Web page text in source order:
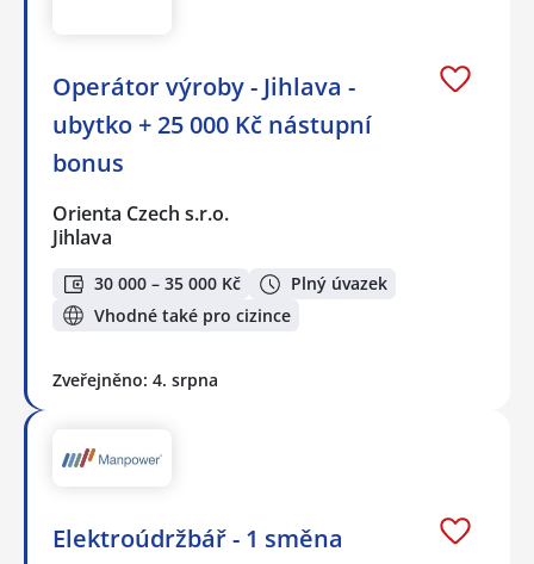
Operátor výroby - Jihlava -
ubytko + 25 000 Kč nástupní
bonus
Orienta Czech s.r.o.
Jihlava
30 000 – 35 000 Kč
Plný úvazek
Vhodné také pro cizince
Zveřejněno: 4. srpna
Elektroúdržbář - 1 směna